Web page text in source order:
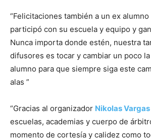
“Felicitaciones también a un ex
participó con su escuela y equipo y
Nunca importa donde estén, nuestra
difusores es tocar y cambiar un poco
alumno para que siempre siga este
alas ”
“Gracias al organizador Nikolas Vargas
escuelas, academias y cuerpo de
momento de cortesía y calidez como